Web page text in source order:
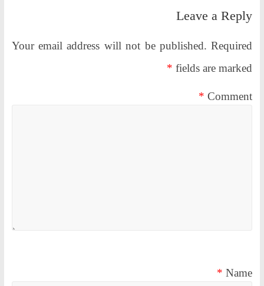
Leave a Reply
Your email address will not be published. Required
fields are marked
*
Comment
*
Name
*